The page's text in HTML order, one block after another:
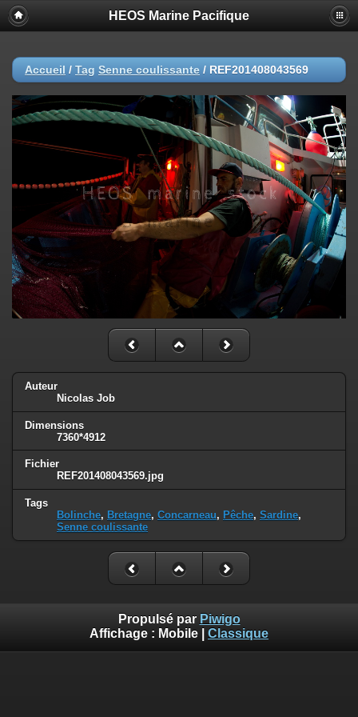
HEOS Marine Pacifique
Accueil / Tag Senne coulissante / REF201408043569
Auteur
Nicolas Job
Dimensions
7360*4912
Fichier
REF201408043569.jpg
Tags
Bolinche, Bretagne, Concarneau, Pêche, Sardine,
Senne coulissante
Propulsé par Piwigo
Affichage : Mobile Classique